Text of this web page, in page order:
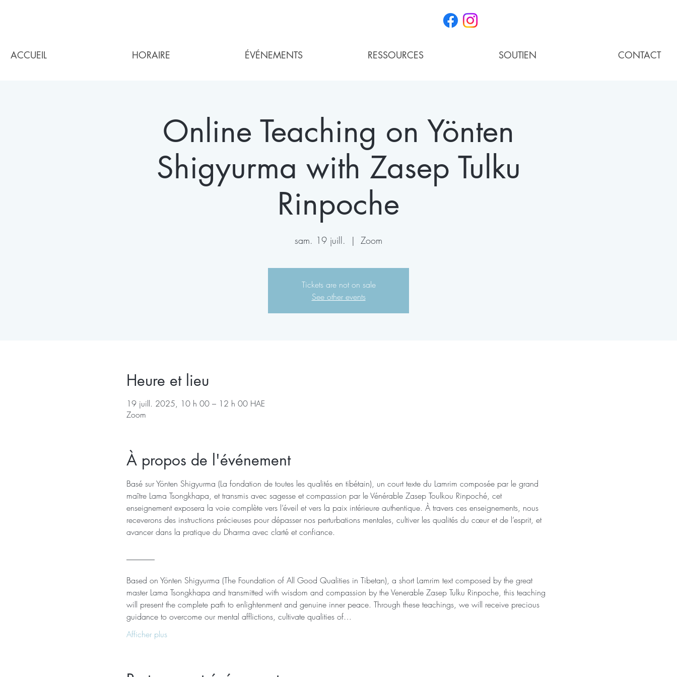
ACCUEIL HORAIRE ÉVÉNEMENTS RESSOURCES SOUTIEN CONTACT
Online Teaching on Yönten
Shigyurma with Zasep Tulku
Rinpoche
sam. 19 juill.
  |
Zoom
Tickets are not on sale
See other events
Heure et lieu
19 juill. 2025, 10 h 00 – 12 h 00 HAE
Zoom
À propos de l'événement
Basé sur Yönten Shigyurma (La fondation de toutes les qualités en tibétain), un court texte du Lamrim composée par le grand
maître Lama Tsongkhapa, et transmis avec sagesse et compassion par le Vénérable Zasep Toulkou Rinpoché, cet
enseignement exposera la voie complète vers l’éveil et vers la paix intérieure authentique. À travers ces enseignements, nous
receverons des instructions précieuses pour dépasser nos perturbations mentales, cultiver les qualités du cœur et de l’esprit, et
avancer dans la pratique du Dharma avec clarté et confiance.
Based on Yönten Shigyurma (The Foundation of All Good Qualities in Tibetan), a short Lamrim text composed by the great
master Lama Tsongkhapa and transmitted with wisdom and compassion by the Venerable Zasep Tulku Rinpoche, this teaching
will present the complete path to enlightenment and genuine inner peace. Through these teachings, we will receive precious
guidance to overcome our mental afflictions, cultivate qualities of…
Afficher plus